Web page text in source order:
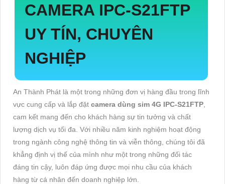
CAMERA IPC-S21FTP
UY TÍN, CHUYÊN
NGHIỆP
An Thành Phát là một trong những đơn vị hàng đầu trong lĩnh
vực cung cấp và lắp đặt camera dùng sim 4G IPC-S21FTP
cam kết mang đến cho khách hàng sự tin tưởng và chất
lượng dịch vụ tối đa. Với nhiều năm kinh nghiệm hoạt động
trong ngành công nghệ thông tin và viễn thông, chúng tôi đã
khẳng định vị thế của mình như một trong những đối tác
đáng tin cậy, luôn đáp ứng được mọi nhu cầu của khách
hàng từ cá nhân đến doanh nghiệp lớn.